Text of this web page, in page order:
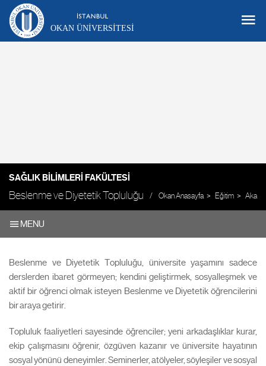
OKAN ÜNIVERSITESI
SAĞLIK BILIMLERI FAKÜLTESI
Beslenme ve Diyetetik Topluluğu Okan Anasayfa Eğitim
MENU
Beslenme ve Diyetetik Topluluğu, üniversite yaşamını sadece
derslerden ibaret görmeyen; kendini geliştirmek, sosyalleşmek ve
aktif bir öğrenci olmak isteyen Beslenme ve Diyetetik öğrencilerini
bir araya getirir.
Topluluk faaliyetleri sayesinde öğrenciler; yeni arkadaşlıklar kurar,
ekip çalışmasını öğrenir, özgüven kazanır ve üniversite hayatının
sosyal yönünü deneyimler. Seminerler, atölyeler, söyleşiler ve sosyal